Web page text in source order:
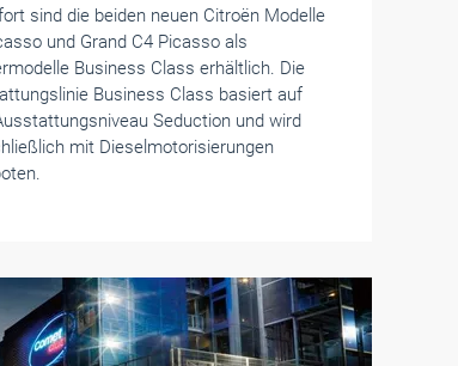
sind die beiden neuen Citroën Modelle
und Grand C4 Picasso als
Business Class erhältlich. Die
Business Class basiert auf
Seduction und wird
mit Dieselmotorisierungen